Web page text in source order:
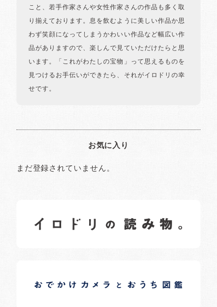
こと、若手作家さんや女性作家さんの作品も多く取
り揃えております。息を飲むように美しい作品か思
わず笑顔になってしまうかわいい作品など幅広い作
品がありますので、楽しんで見ていただけたらと思
います。「これがわたしの宝物」って思えるものを
見つけるお手伝いができたら、それがイロドリの幸
せです。
お気に入り
まだ登録されていません。
日常の様子など随時更新中です。
日常の様子など随時更新中です。